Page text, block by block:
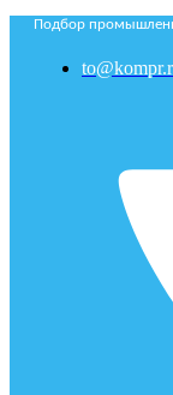
Подбор